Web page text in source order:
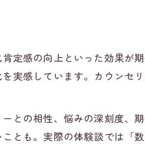
な受け方で結果を高める方法
効果を実感するコツ
定感の向上といった効果が
実感しています。カウンセ
の相性、悩みの深刻度、
とも。実際の体験談では「